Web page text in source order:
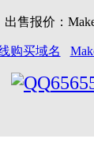
出售报价：
购买域名